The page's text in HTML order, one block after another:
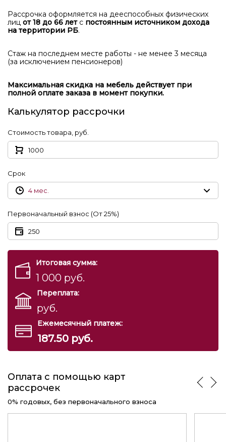
Рассрочка оформляется на дееспособных физических
лиц от 18 до 66 летс постоянным источником дохода
на территории РБ.
Стаж на последнем месте работы - не менее 3 месяца
(за исключением пенсионеров)
Максимальная скидка на мебель действует при
полной оплате заказа в момент покупки.
Калькулятор рассрочки
Стоимость товара руб.
Срок
4 мес.
Первоначальный взнос (От25%)
Итоговая сумма:
1 000 руб.
Переплата:
руб.
Ежемесячный платеж:
187.50 руб.
Оплата с помощью карт
рассрочек
0% годовых, без первоначального взноса